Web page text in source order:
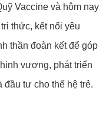
Vaccine và hôm nay
thức, kết nối yêu
thần đoàn kết để góp
vượng, phát triển
đầu tư cho thế hệ trẻ.